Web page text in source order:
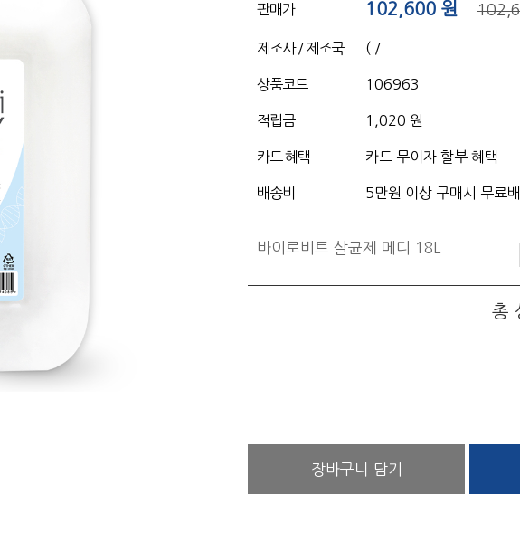
판매가 102,600 원
제조사 / 제조국 ( /
상품코드 106963
적립금 1,020 원
카드 혜택 카드 무이자 할부 혜택
배송비 5만원 이상 구매시 무료
바이로비트 살균제 메디 18L
총
장바구니 담기